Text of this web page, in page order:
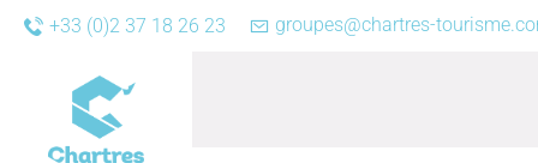
+33 (0)2 37 18 26 23 groupes@chartres-